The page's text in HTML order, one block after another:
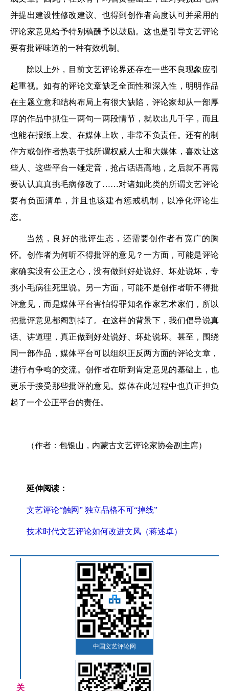
并提出建设性修改建议、也得到创作者高度认可并采用的
评论家意见给予特别稿酬予以鼓励。这也是引导文艺评论
要有批评味道的一种有效机制。
除以上外，目前文艺评论界还存在一些不良现象应引
起重视。如有的评论文章缺乏全面性和深入性，明明作品
在主题立意和结构布局上有很大缺陷，评论家却从一部厚
厚的作品中抓住一两句一两段情节，就吹出几千字，而且
也能在报纸上发、在媒体上吹，非常不负责任。还有的制
作方或创作者热衷于找所谓权威人士和大媒体，喜欢让这
些人、这些平台一锤定音，抢占话语高地，之后就不再需
要认认真真挑毛病修改了……对诸如此类的所谓文艺评论
要有负面清单，并且也该建有惩戒机制，以净化评论生
态。
当然，良好的批评生态，还需要创作者有宽广的胸
怀。创作者为何听不得批评的意见？一方面，可能是评论
家确实没有公正之心，没有做到好处说好、坏处说坏，专
挑小毛病往死里说。另一方面，可能不是创作者听不得批
评意见，而是媒体平台害怕得罪知名作家艺术家们，所以
把批评意见都阉割掉了。在这样的背景下，我们倡导说真
话、讲道理，真正做到好处说好、坏处说坏。甚至，围绕
同一部作品，媒体平台可以组织正反两方面的评论文章，
进行有争鸣的交流。创作者在听到肯定意见的基础上，也
更乐于接受那些批评的意见。媒体在此过程中也真正担负
起了一个公正平台的责任。
（作者：包银山，内蒙古文艺评论家协会副主席）
延伸阅读：
文艺评论“触网” 独立品格不可“掉线”
技术时代文艺评论如何改进文风（蒋述卓）
关
中国文艺评论网